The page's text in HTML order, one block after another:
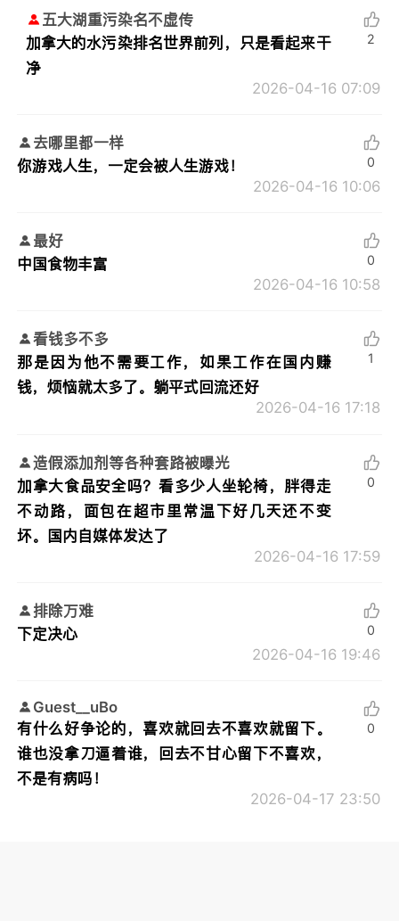
五大湖重污染名不虚传
加拿大的水污染排名世界前列，只是看起来干
净
2026-04-16 07:09
2
去哪里都一样
你游戏人生，一定会被人生游戏！
2026-04-16 10:06
0
最好
中国食物丰富
2026-04-16 10:58
0
看钱多不多
那是因为他不需要工作，如果工作在国内赚
钱，烦恼就太多了。躺平式回流还好
2026-04-16 17:18
1
造假添加剂等各种套路被曝光
加拿大食品安全吗？看多少人坐轮椅，胖得走
不动路，面包在超市里常温下好几天还不变
坏。国内自媒体发达了
2026-04-16 17:59
0
排除万难
下定决心
2026-04-16 19:46
0
Guest__uBo
有什么好争论的，喜欢就回去不喜欢就留下。
谁也没拿刀逼着谁，回去不甘心留下不喜欢，
不是有病吗！
2026-04-17 23:50
0